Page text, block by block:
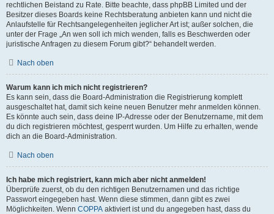
rechtlichen Beistand zu Rate. Bitte beachte, dass phpBB Limited und der
Besitzer dieses Boards keine Rechtsberatung anbieten kann und nicht die
Anlaufstelle für Rechtsangelegenheiten jeglicher Art ist; außer solchen, die
unter der Frage „An wen soll ich mich wenden, falls es Beschwerden oder
juristische Anfragen zu diesem Forum gibt?“ behandelt werden.
Nach oben
Warum kann ich mich nicht registrieren?
Es kann sein, dass die Board-Administration die Registrierung komplett
ausgeschaltet hat, damit sich keine neuen Benutzer mehr anmelden können.
Es könnte auch sein, dass deine IP-Adresse oder der Benutzername, mit dem
du dich registrieren möchtest, gesperrt wurden. Um Hilfe zu erhalten, wende
dich an die Board-Administration.
Nach oben
Ich habe mich registriert, kann mich aber nicht anmelden!
Überprüfe zuerst, ob du den richtigen Benutzernamen und das richtige
Passwort eingegeben hast. Wenn diese stimmen, dann gibt es zwei
Möglichkeiten. Wenn COPPA aktiviert ist und du angegeben hast, dass du